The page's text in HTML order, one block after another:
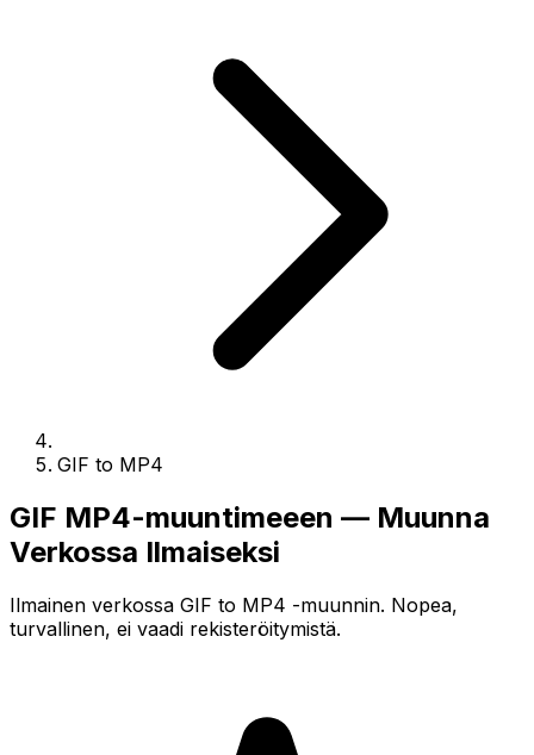
GIF to MP4
GIF MP4-muuntimeeen — Muunna
Verkossa Ilmaiseksi
Ilmainen verkossa GIF to MP4 -muunnin. Nopea,
turvallinen, ei vaadi rekisteröitymistä.